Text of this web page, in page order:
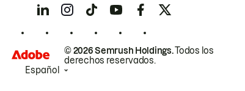
© 2026 Semrush Holdings.Todos los
derechos reservados.
Español